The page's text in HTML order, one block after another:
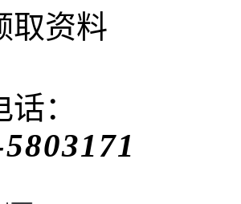
取资料
：